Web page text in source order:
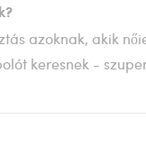
azoknak, akik
keresnek -